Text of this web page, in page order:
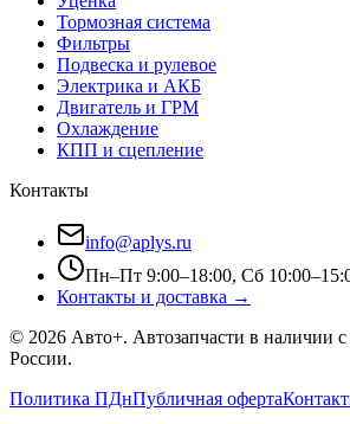
Тормозная система
Фильтры
Подвеска и рулевое
Электрика и АКБ
Двигатель и ГРМ
Охлаждение
КПП и сцепление
Контакты
info@aplys.ru
Пн–Пт 9:00–18:00, Сб
Контакты и доставка →
© 2026 Авто+. Автозапчасти в наличии
России.
Политика ПДнПубличная оферта